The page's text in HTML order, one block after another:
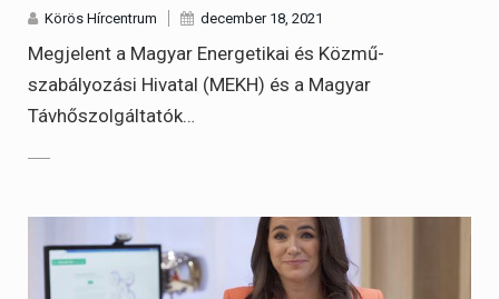
Körös Hírcentrum december 18, 2021
Megjelent a Magyar Energetikai és Közmű-
szabályozási Hivatal (MEKH) és a Magyar
Távhőszolgáltatók…